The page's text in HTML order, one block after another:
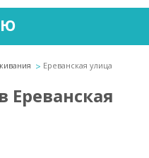
Ереванская улица
Ереванская